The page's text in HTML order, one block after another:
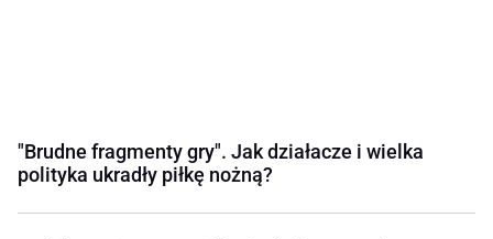
"Brudne fragmenty gry". Jak działacze i wielka
polityka ukradły piłkę nożną?